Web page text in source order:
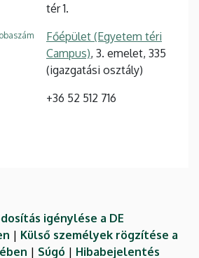
tér 1.
Főépület (Egyetem téri
Campus), 3. emelet, 335
(igazgatási osztály)
+36 52 512 716
igénylése a DE
| Külső személyek rögzítése a
| Súgó | Hibabejelentés